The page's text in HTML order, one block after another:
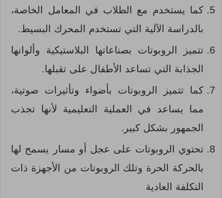
كما يستخدم مع الطلاب في المعامل الخاصة،
بالدراسة الآلية التي تستخدم المحرك البسيط.
تتميز الروبوتات بصناعاتها البلاستيكية وألوانها
الجذابة التي تساعد الأطفال على تقبلها.
كما تتميز الروبوتات بأضواء وتأثيرات صوتية،
مما يساعد في العملية التعليمية لأنها تجذب
الجمهور بشكل كبير.
تحتوي الروبوتات على عجل أو مسار يسمح لها
بالحركة الحرة وتلك الروبوتات من الأجهزة ذات
التكلفة العادية